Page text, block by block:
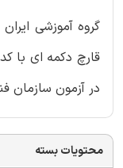
گروه آموزشی
در آزمون سازمان
محتویات بسته